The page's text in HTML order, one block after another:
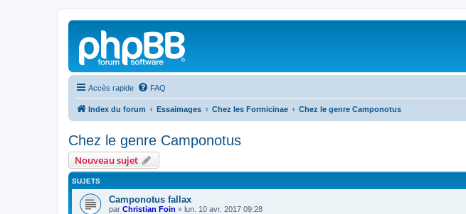
Accès rapide FAQ
Index du forum Essaimages Chez les Formicinae Chez le genre Camponotus
Chez le genre Camponotus
Nouveau sujet
SUJETS
Camponotus fallax
par Christian Foin » lun. 10 avr. 2017 09:28